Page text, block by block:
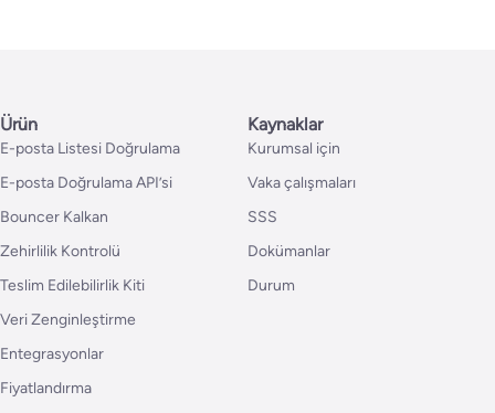
Ürün
E-posta Listesi Doğrulama
E-posta Doğrulama API’si
Bouncer Kalkan
Zehirlilik Kontrolü
Teslim Edilebilirlik Kiti
Veri Zenginleştirme
Entegrasyonlar
Fiyatlandırma
Kaynaklar
Kurumsal için
Vaka çalışmaları
SSS
Dokümanlar
Durum